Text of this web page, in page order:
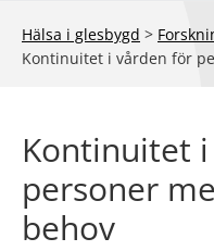
Hälsa i glesbygd >
Kontinuitet i vården för
Kontinuitet
personer
behov